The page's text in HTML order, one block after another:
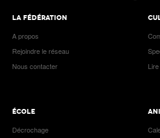
LA FÉDÉRATION
A propos
Rejoindre le réseau
Nous contacter
ÉCOLE
Décrochage